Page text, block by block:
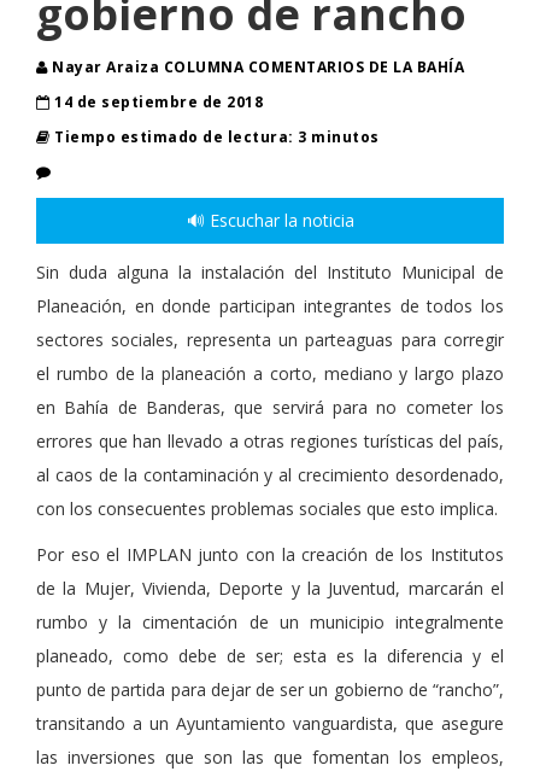
gobierno de rancho
Nayar Araiza COLUMNA COMENTARIOS DE LA BAHÍA
14 de septiembre de 2018
Tiempo estimado de lectura: 3 minutos
🔊 Escuchar la noticia
Sin duda alguna la instalación del Instituto Municipal de
Planeación, en donde participan integrantes de todos los
sectores sociales, representa un parteaguas para corregir
el rumbo de la planeación a corto, mediano y largo plazo
en Bahía de Banderas, que servirá para no cometer los
errores que han llevado a otras regiones turísticas del país,
al caos de la contaminación y al crecimiento desordenado,
con los consecuentes problemas sociales que esto implica.
Por eso el IMPLAN junto con la creación de los Institutos
de la Mujer, Vivienda, Deporte y la Juventud, marcarán el
rumbo y la cimentación de un municipio integralmente
planeado, como debe de ser; esta es la diferencia y el
punto de partida para dejar de ser un gobierno de “rancho”,
transitando a un Ayuntamiento vanguardista, que asegure
las inversiones que son las que fomentan los empleos,